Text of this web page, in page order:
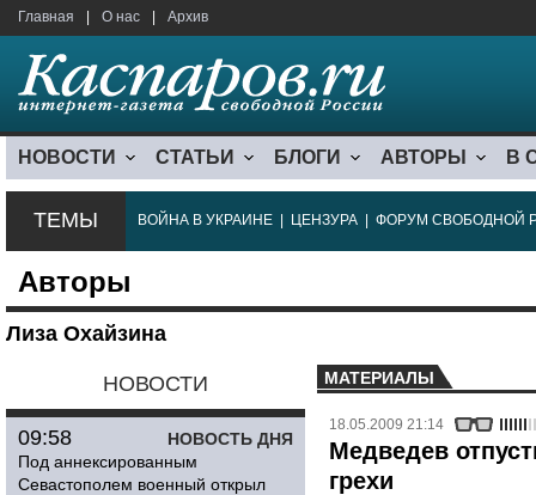
Главная О нас Архив
НОВОСТИ СТАТЬИ БЛОГИ АВТОРЫ В
ТЕМЫ ВОЙНА В УКРАИНЕ ЦЕНЗУРА ФОРУМ СВОБОДНОЙ
Авторы
Лиза Охайзина
НОВОСТИ
НОВОСТЬ ДНЯ
09:58
Под аннексированным
Севастополем военный открыл
МАТЕРИАЛЫ
18.05.2009 21:14
Медведев
грехи